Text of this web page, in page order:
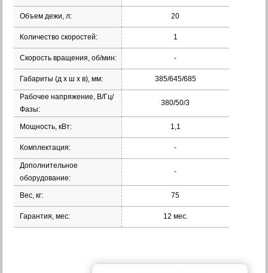
Объем дежи, л: 20
Количество скоростей: 1
Скорость вращения, об/мин: -
Габариты (д х ш х в), мм: 385/645/685
Рабочее напряжение, В/Гц/
Фазы:
380/50/3
Мощность, кВт: 1,1
Комплектация: -
Дополнительное
оборудование:
-
Вес, кг: 75
Гарантия, мес: 12 мес.